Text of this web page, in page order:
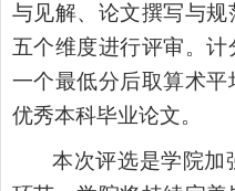
与见解、论文撰写与
五个维度进行评审。
一个最低分后取算术
优秀本科毕业论文。
本次评选是学院加